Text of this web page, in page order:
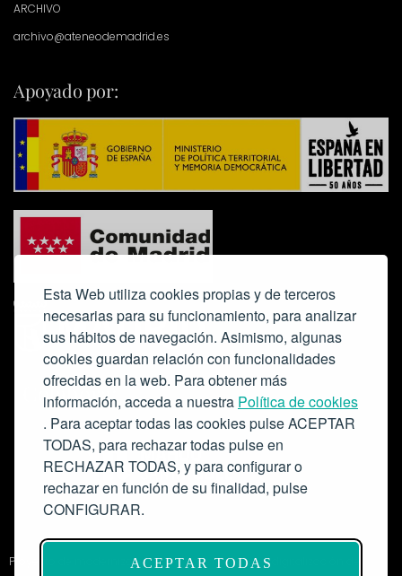
Esta Web utiliza cookies propias y de terceros
necesarias para su funcionamiento, para analizar
sus hábitos de navegación. Asimismo, algunas
cookies guardan relación con funcionalidades
ofrecidas en la web. Para obtener más
información, acceda a nuestra Política de cookies
. Para aceptar todas las cookies pulse ACEPTAR
TODAS, para rechazar todas pulse en
RECHAZAR TODAS, y para configurar o
rechazar en función de su finalidad, pulse
CONFIGURAR.
ACEPTAR TODAS
ARCHIVO
archivo@ateneodemadrid.es
Apoyado por:
Colabora:
Proyecto de modernización de infraestructuras y digitalización del